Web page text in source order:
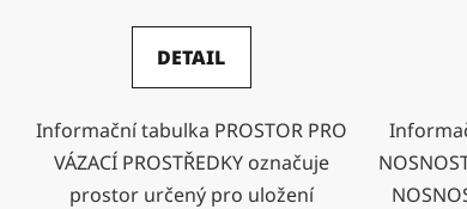
DETAIL
Informační tabulka PROSTOR PRO
VÁZACÍ PROSTŘEDKY označuje
prostor určený pro uložení